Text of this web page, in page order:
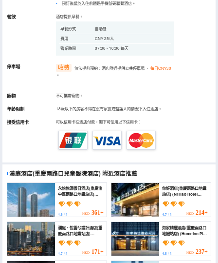
預訂後請於入住前通過手機號碼聯繫酒店。
餐飲 酒店提供早餐。
早餐形式
自助餐
費用
CNY 25/人
營業時間
07:00 - 10:00 每天
停車場 收费 無法提前預約：酒店附近提供公共停車場 ， 每日CNY30
。
寵物 不可攜帶寵物。
年齡限制 18歲以下的房客不得在沒有家長或監護人的情況下入住酒店。
接受信用卡 可以信用卡在酒店付款，閣下可使用以下信用卡：
漢庭酒店(重慶兩路口兒童醫院酒店) 附近酒店推薦
永怡悅瀾假日酒店(重慶渝
中區兩路口地鐵站店)
Hotel (Chongqing
Lianglukou Subway
Station Children's
Hospital Branch))
4.6 / 5 HKD 361+
你好酒店(重慶兩路口地鐵
站店) (Ni Hao Hotel
Subway station))
4.7/ 5 HKD 214+
瀾庭・悅雲兮設計酒店(重
慶兩路口地鐵站店)
(Lanting Yueyunxi
Design Hotel
(Chongqing Lianglukou
Subway Station
4.7 / 5 HKD 171+
如家精選酒店(重慶兩路口
地鐵站店) (Homeinn Plus
Hotel (Chongqing
Lianglukou Subway
Station))
4.8/ 5 HKD 237+